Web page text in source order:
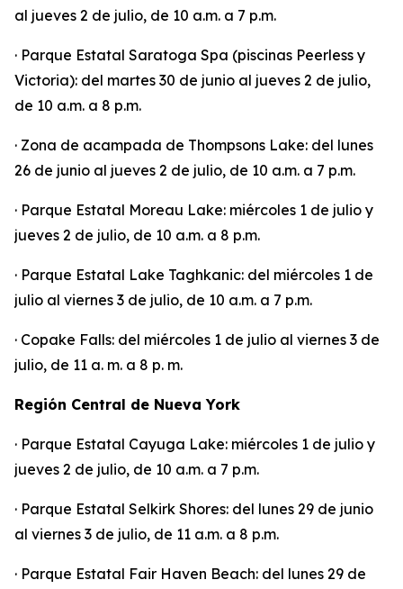
al jueves 2 de julio, de 10 a.m. a 7 p.m.
· Parque Estatal Saratoga Spa (piscinas Peerless y
Victoria): del martes 30 de junio al jueves 2 de julio,
de 10 a.m. a 8 p.m.
· Zona de acampada de Thompsons Lake: del lunes
26 de junio al jueves 2 de julio, de 10 a.m. a 7 p.m.
· Parque Estatal Moreau Lake: miércoles 1 de julio y
jueves 2 de julio, de 10 a.m. a 8 p.m.
· Parque Estatal Lake Taghkanic: del miércoles 1 de
julio al viernes 3 de julio, de 10 a.m. a 7 p.m.
· Copake Falls: del miércoles 1 de julio al viernes 3 de
julio, de 11 a. m. a 8 p. m.
Región Central de Nueva York
· Parque Estatal Cayuga Lake: miércoles 1 de julio y
jueves 2 de julio, de 10 a.m. a 7 p.m.
· Parque Estatal Selkirk Shores: del lunes 29 de junio
al viernes 3 de julio, de 11 a.m. a 8 p.m.
· Parque Estatal Fair Haven Beach: del lunes 29 de